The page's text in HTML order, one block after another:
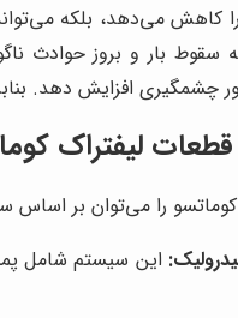
را کاهش می‌دهد، بلکه
سقوط بار و بروز حوادث
چشمگیری افزایش دهد.
لیفتراک
را می‌توان بر اساس
این سیستم شامل